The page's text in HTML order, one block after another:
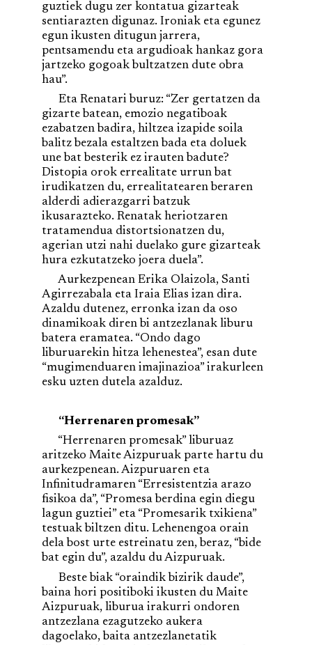
guztiek dugu zer kontatua gizarteak
sentiarazten digunaz. Ironiak eta egunez
egun ikusten ditugun jarrera,
pentsamendu eta argudioak hankaz gora
jartzeko gogoak bultzatzen dute obra
hau”.
Eta Renatari buruz: “Zer gertatzen da
gizarte batean, emozio negatiboak
ezabatzen badira, hiltzea izapide soila
balitz bezala estaltzen bada eta doluek
une bat besterik ez irauten badute?
Distopia orok errealitate urrun bat
irudikatzen du, errealitatearen beraren
alderdi adierazgarri batzuk
ikusarazteko. Renatak heriotzaren
tratamendua distortsionatzen du,
agerian utzi nahi duelako gure gizarteak
hura ezkutatzeko joera duela”.
Aurkezpenean Erika Olaizola, Santi
Agirrezabala eta Iraia Elias izan dira.
Azaldu dutenez, erronka izan da oso
dinamikoak diren bi antzezlanak liburu
batera eramatea. “Ondo dago
liburuarekin hitza lehenestea”, esan dute
“mugimenduaren imajinazioa” irakurleen
esku uzten dutela azalduz.
“Herrenaren promesak”
“Herrenaren promesak” liburuaz
aritzeko Maite Aizpuruak parte hartu du
aurkezpenean. Aizpuruaren eta
Infinitudramaren “Erresistentzia arazo
fisikoa da”, “Promesa berdina egin diegu
lagun guztiei” eta “Promesarik txikiena”
testuak biltzen ditu. Lehenengoa orain
dela bost urte estreinatu zen, beraz, “bide
bat egin du”, azaldu du Aizpuruak.
Beste biak “oraindik bizirik daude”,
baina hori positiboki ikusten du Maite
Aizpuruak, liburua irakurri ondoren
antzezlana ezagutzeko aukera
dagoelako, baita antzezlanetatik